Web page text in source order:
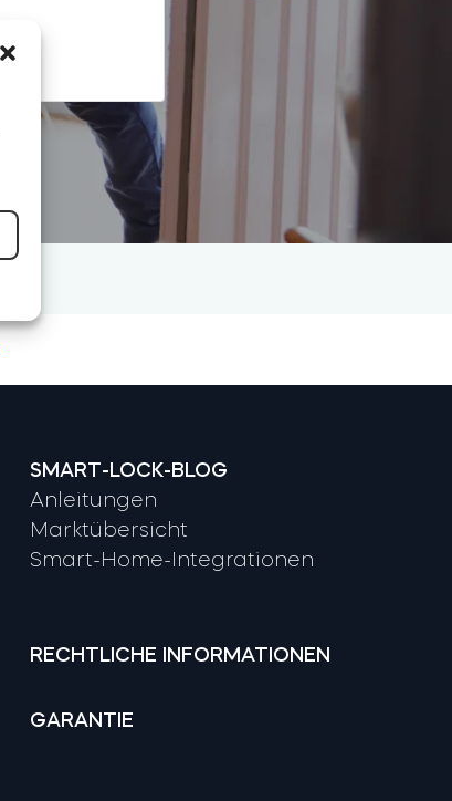
SMART-LOCK-BLOG
Anleitungen
Marktübersicht
Smart-Home-Integrationen
RECHTLICHE INFORMATIONEN
GARANTIE